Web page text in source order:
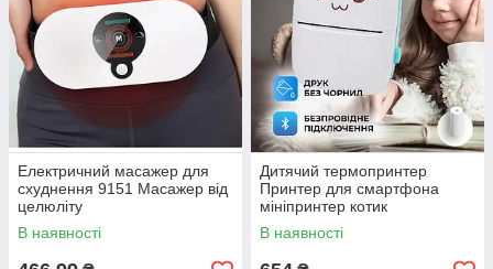
Електричний масажер для
схуднення 9151 Масажер від
целюліту
В наявності
Дитячий термопринтер
Принтер для смартфона
мініпринтер котик
портативний рожевий, Міні
принтер для фото
В наявності